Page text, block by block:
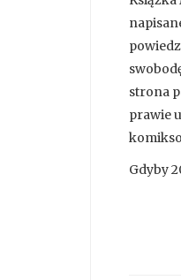
strona
prawie
Gdyby